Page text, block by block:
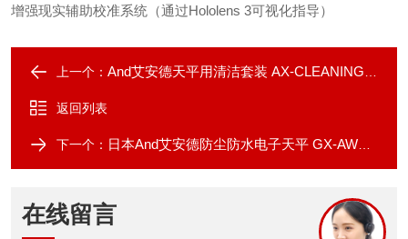
增强现实辅助校准系统（通过Hololens 3可视化指导）
上一个： And艾安德天平用清洁套装 AX-CLEANING-SET
返回列表
下一个： 日本And艾安德防尘防水电子天平 GX-AWP系列
在线留言